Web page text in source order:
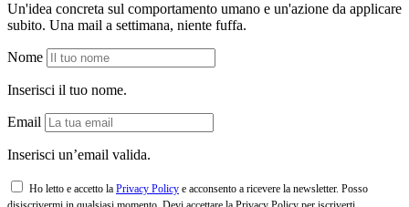
Un'idea concreta sul comportamento umano e un'azione da applicare
subito. Una mail a settimana, niente fuffa.
Nome
Inserisci il tuo nome.
Email
Inserisci un’email valida.
Ho letto e accetto la Privacy Policy e acconsento a ricevere la newsletter. Posso